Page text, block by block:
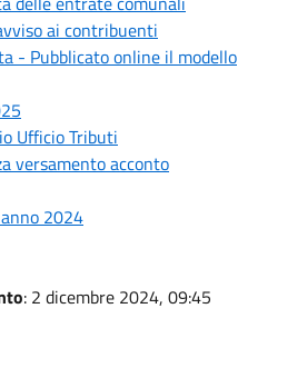
ai contribuenti
- Pubblicato online il modello
Ufficio Tributi
versamento acconto
2024
: 2 dicembre 2024, 09:45